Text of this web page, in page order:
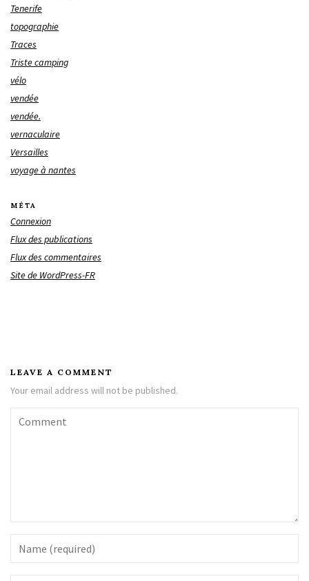
Tenerife
topographie
Traces
Triste camping
vélo
vendée
vendée.
vernaculaire
Versailles
voyage à nantes
MÉTA
Connexion
Flux des publications
Flux des commentaires
Site de WordPress-FR
LEAVE A COMMENT
Your email address will not be published.